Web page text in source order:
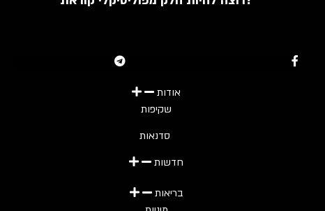
אודות
שקיפות
סדנאות
חדשות
בריאות